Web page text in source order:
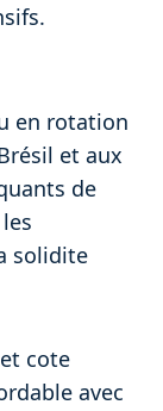
en rotation
et aux
de
solidite
cote
avec